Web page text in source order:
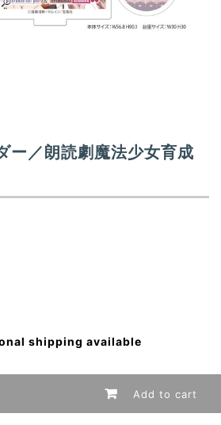
n
ー／朗読劇魔法少女育成
shipping available
Add to cart